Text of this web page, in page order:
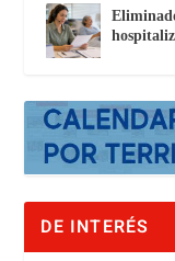
DE INTERÉS